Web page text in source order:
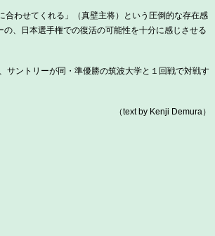
わせてくれる」（真壁主将）という圧倒的な存在感
、日本選手権での復活の可能性を十分に感じさせる
サントリーが同・準優勝の筑波大学と１回戦で対戦す
（text by Kenji Demura）